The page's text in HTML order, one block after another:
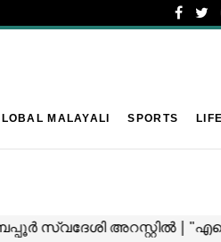
MALAYALI SPORTS